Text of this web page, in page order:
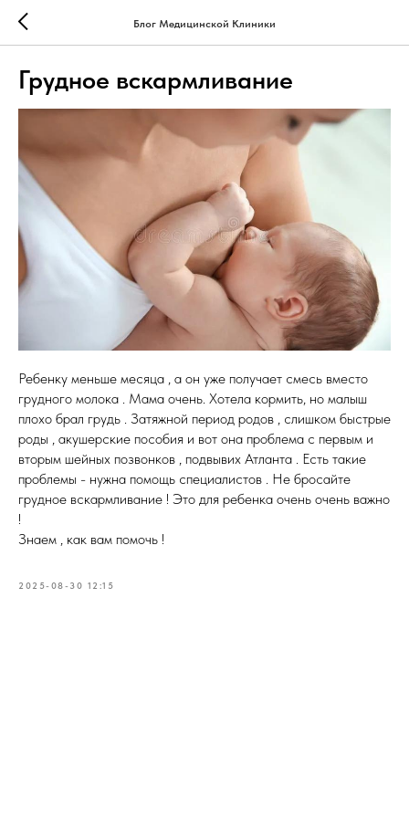
Блог Медицинской Клиники
Грудное вскармливание
Ребенку меньше месяца , а он уже получает смесь вместо
грудного молока . Мама очень. Хотела кормить, но малыш
плохо брал грудь . Затяжной период родов , слишком быстрые
роды , акушерские пособия и вот она проблема с первым и
вторым шейных позвонков , подвывих Атланта . Есть такие
проблемы - нужна помощь специалистов . Не бросайте
грудное вскармливание ! Это для ребенка очень очень важно
!
Знаем , как вам помочь !
2025-08-30 12:15